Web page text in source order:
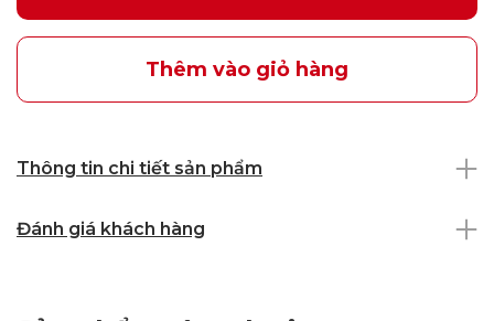
Thêm vào giỏ hàng
Thông tin chi tiết sản phẩm
Đánh giá khách hàng